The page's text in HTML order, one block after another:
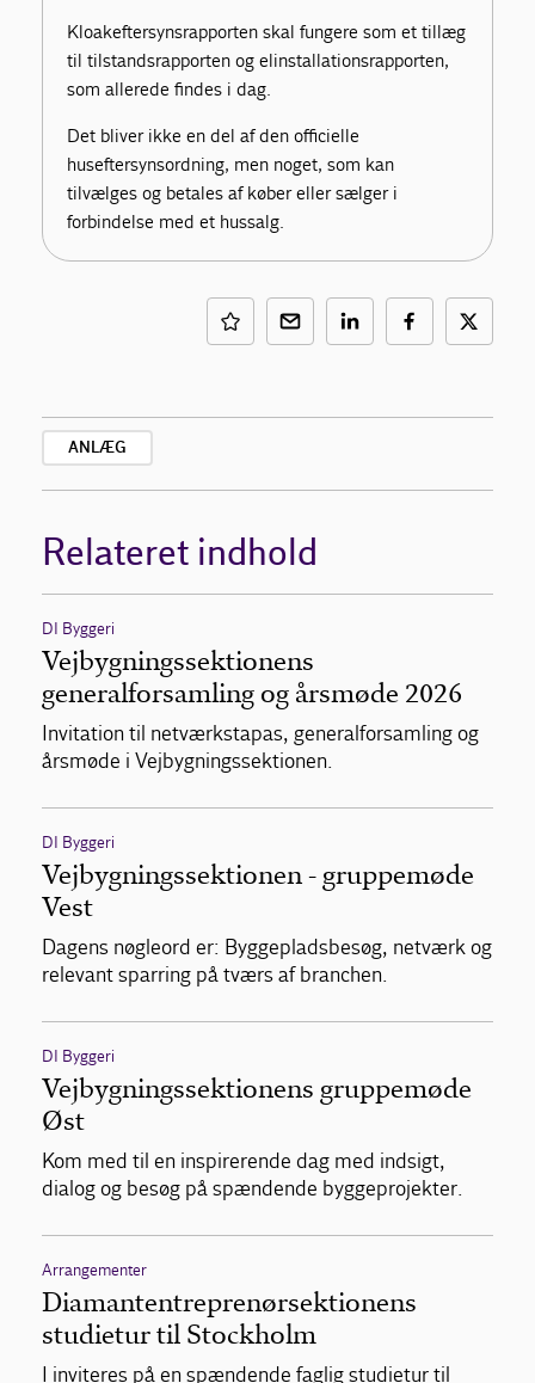
Kloakeftersynsrapporten skal fungere som et tillæg
til tilstandsrapporten og elinstallationsrapporten,
som allerede findes i dag.
Det bliver ikke en del af den officielle
huseftersynsordning, men noget, som kan
tilvælges og betales af køber eller sælger i
forbindelse med et hussalg.
ANLÆG
Relateret indhold
DI Byggeri
Vejbygningssektionens
generalforsamling og årsmøde 2026
Invitation til netværkstapas, generalforsamling og
årsmøde i Vejbygningssektionen.
DI Byggeri
Vejbygningssektionen - gruppemøde
Vest
Dagens nøgleord er: Byggepladsbesøg, netværk og
relevant sparring på tværs af branchen.
DI Byggeri
Vejbygningssektionens gruppemøde
Øst
Kom med til en inspirerende dag med indsigt,
dialog og besøg på spændende byggeprojekter.
Arrangementer
Diamantentreprenørsektionens
studietur til Stockholm
I inviteres på en spændende faglig studietur til